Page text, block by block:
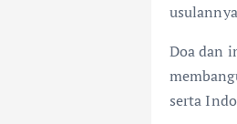
Doa dan
serta